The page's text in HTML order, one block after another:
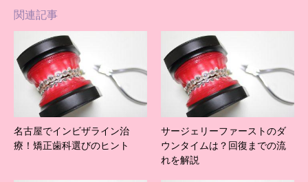
関連記事
名古屋でインビザライン治
療！矯正歯科選びのヒント
サージェリーファーストのダ
ウンタイムは？回復までの流
れを解説